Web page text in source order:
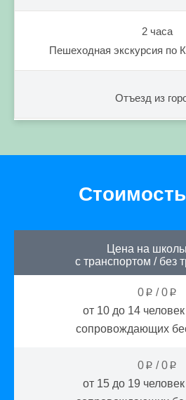
2 часа
Пешеходная экскурсия по
Отъезд из
Цена на
с транспортом / без
0 p /0 p
от 10 до 14
сопровождающих
0 p /0 p
от 15 до 19